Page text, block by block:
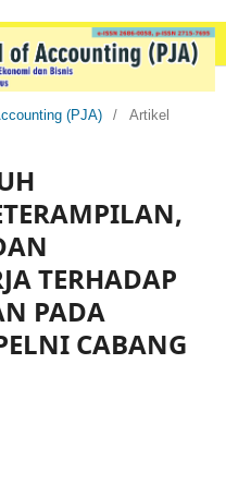
(PJA)
/ Artikel
TERHADAP
PADA
CABANG